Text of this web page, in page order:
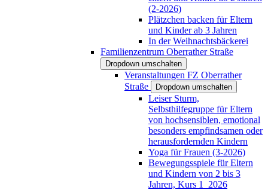
(2-2026)
Plätzchen backen für Eltern
und Kinder ab 3 Jahren
In der Weihnachtsbäckerei
Familienzentrum Oberrather Straße
Dropdown umschalten
Veranstaltungen FZ Oberrather
Straße
Dropdown umschalten
Leiser Sturm,
Selbsthilfegruppe für Eltern
von hochsensiblen, emotional
besonders empfindsamen oder
herausfordernden Kindern
Yoga für Frauen (3-2026)
Bewegungsspiele für Eltern
und Kindern von 2 bis 3
Jahren, Kurs 1_2026